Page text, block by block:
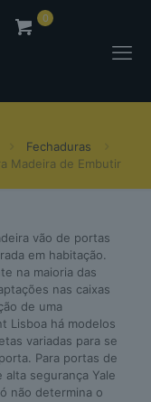
0
Fechaduras
Madeira de Embutir
vão de portas
em habitação.
na maioria das
nas caixas
de uma
Lisboa há modelos
variadas para se
Para portas de
segurança Yale
não determina o